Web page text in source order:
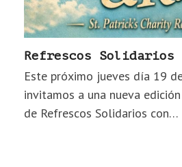
Refrescos Solidarios
Este próximo jueves día 19
invitamos a una nueva edición
de Refrescos Solidarios con…